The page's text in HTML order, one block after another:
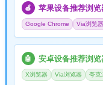
🍎 苹果设备推荐浏览
Google Chrome Via浏览器
🤖 安卓设备推荐浏览
X浏览器 Via浏览器 夸克